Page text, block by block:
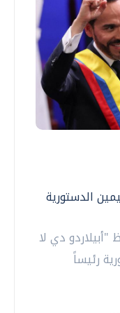
الدستورية
دي لا
رئيساً